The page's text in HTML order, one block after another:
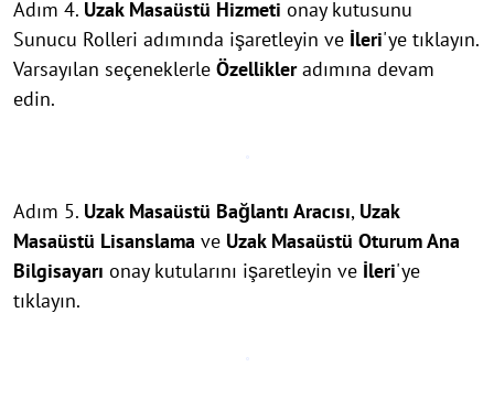
Adım 4. Uzak Masaüstü Hizmeti onay kutusunu
Sunucu Rolleri adımında işaretleyin ve İleri'ye tıklayın.
Varsayılan seçeneklerle Özellikleradımına devam
edin.
Adım 5. Uzak Masaüstü Bağlantı Aracısı, Uzak
Masaüstü Lisanslama ve Uzak Masaüstü Oturum Ana
Bilgisayarı onay kutularını işaretleyin ve İleri'ye
tıklayın.